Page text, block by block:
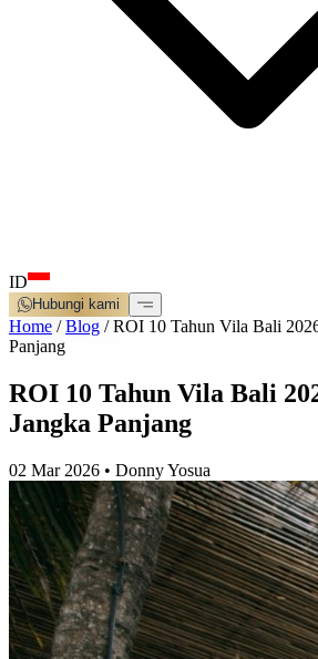
ID
Hubungi kami
Home /Blog /ROI 10 Tahun Vila Bali
Panjang
ROI 10 Tahun Vila Bali
Jangka Panjang
02 Mar 2026 • Donny Yosua